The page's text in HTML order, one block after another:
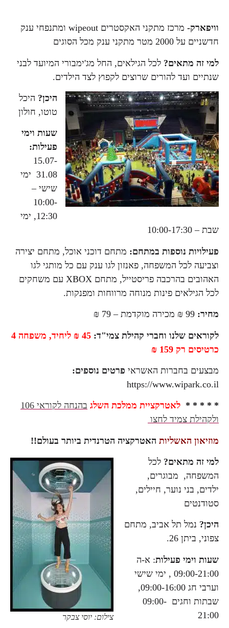
וויפארק-
מרכז מתקני האקסטרים wipeout ומתנפחי ענק
חדשניים על 2000 מטר מתקני ענק מכל הסוגים
למי זה מתאים? לכל הגילאים, החל מג'ימבורי המיועד לבני
שנתיים ועד להורים שרוצים לקפוץ לצד הילדים.
היכן? היכל
טוטו, חולון
שעות וימי
פעילות:
15.07-
31.08 ימי
שישי –
10:00-
12:30, ימי
שבת – 10:00-17:30
פעילויות נוספות במתחם: מתחם דוכני אוכל, מתחם יצירה
וצביעה לכל המשפחה, פאנזון לגו ענק עם כל מותגי לגו
האהובים בהרכבה פריסטייל, מתחם XBOX עם משחקים
לכל הגילאים פינות מנוחה מרווחות ומפנקות.
מחיר: 99 ₪ מכירה מוקדמת – 79 ₪
לקוראים שלנו וחברי קהילת צמי"ד:
45 ₪ ליחיד, משפחה 4
כרטיסים רק 159 ₪
מבצעים בחברות האשראי פרטים נוספים:
https://www.wipark.co.il
* * * * * לאטרקציית ממלכת השלג
בהנחה לקוראי 106
ולקהילת צמיד לחצו
מוזיאון האשליות האטרקציה הטרנדית ביותר בעולם!!
צילום: יוסי צבקר
למי זה מתאים? לכל
המשפחה, מבוגרים,
ילדים, בני נוער, חיילים,
סטודנטים
היכן? נמל תל אביב, מתחם
צפוני, ביתן 26.
שעות וימי פעילות: א-ה
09:00-21:00 , ימי שישי
וערבי חג 09:00-16:00,
שבתות וחגים 09:00-
21:00